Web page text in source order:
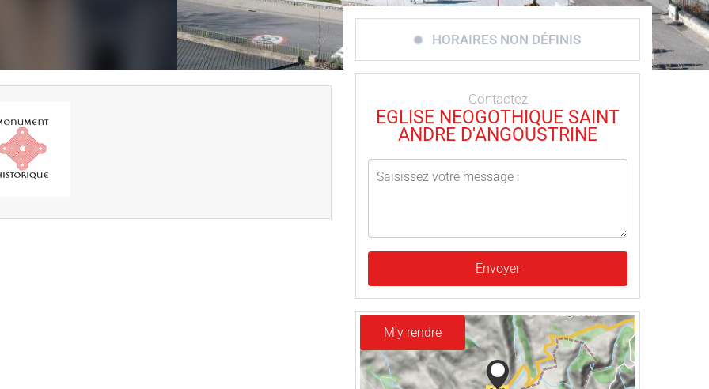
HORAIRES NON DÉFINIS
Contactez
EGLISE NEOGOTHIQUE SAINT
ANDRE D'ANGOUSTRINE
Envoyer
M'y rendre